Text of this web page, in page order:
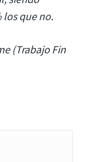
los que no.
(Trabajo Fin